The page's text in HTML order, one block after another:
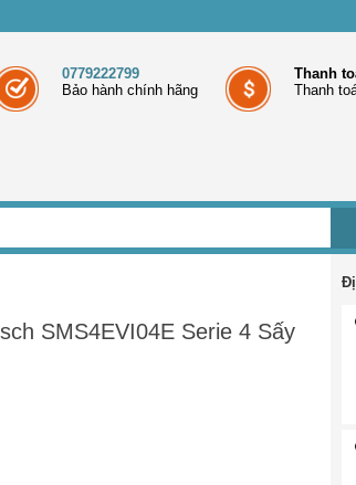
0779222799
Bảo hành chính hãng
Thanh
Thanh
SMS4EVI04E Serie 4 Sấy